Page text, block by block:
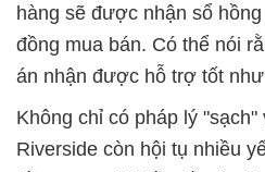
hàng sẽ được nhận sổ
đồng mua bán. Có thể nói
án nhận được hỗ trợ tốt
Không chỉ có pháp lý
Riverside còn hội tụ nhiều